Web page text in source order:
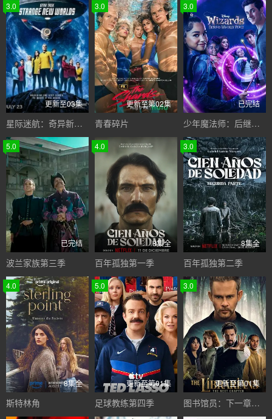
3.0
更新至03集
星际迷航：奇异新世界第四季
3.0
更新至第02集
青春碎片
3.0
已完结
少年魔法师：后继者第三季
5.0
已完结
波兰家族第三季
4.0
8集全
百年孤独第一季
3.0
8集全
百年孤独第二季
4.0
8集全
斯特林角
5.0
更新至第01集
足球教练第四季
3.0
更新至第01集
图书馆员：下一章第二季